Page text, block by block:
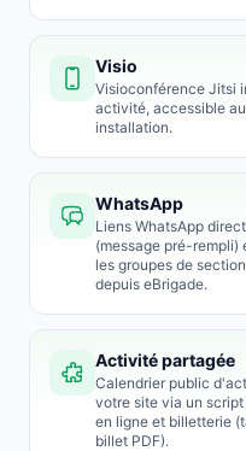
Visio
Visioconférence Jitsi
activité, accessible
installation.
WhatsApp
Liens WhatsApp
(message pré-
les groupes de
depuis eBrigade.
Activité partagée
Calendrier public
votre site via un
en ligne et billetterie
billet PDF).